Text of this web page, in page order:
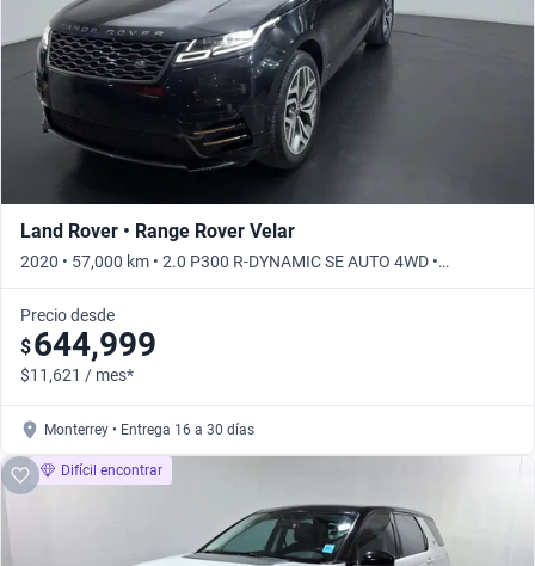
Land Rover • Range Rover Velar
2020 • 57,000 km • 2.0 P300 R-DYNAMIC SE AUTO 4WD •
Automático
Precio desde
$644,999
$11,621 / mes*
Monterrey • Entrega 16 a 30 días
Difícil encontrar